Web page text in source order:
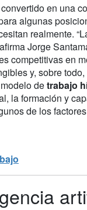
en una
algunas
realmente.
Jorge
competitivas en
y, sobre
detrabajo
la formación y
de los